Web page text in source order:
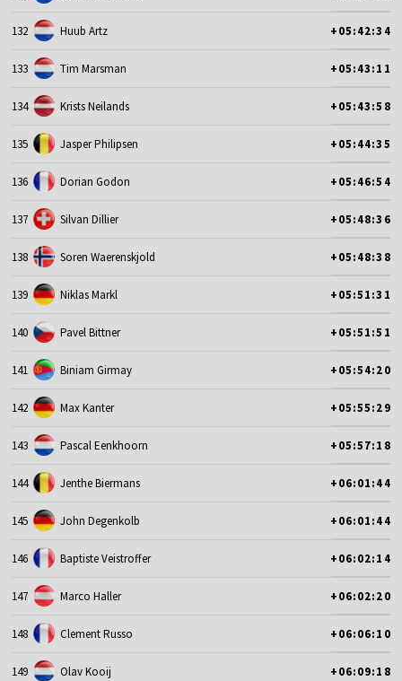
132 Huub Artz +05:42:34
133 Tim Marsman +05:43:11
134 Krists Neilands +05:43:58
135 Jasper Philipsen +05:44:35
136 Dorian Godon +05:46:54
137 Silvan Dillier +05:48:36
138 Soren Waerenskjold +05:48:38
139 Niklas Markl +05:51:31
140 Pavel Bittner +05:51:51
141 Biniam Girmay +05:54:20
142 Max Kanter +05:55:29
143 Pascal Eenkhoorn +05:57:18
144 Jenthe Biermans +06:01:44
145 John Degenkolb +06:01:44
146 Baptiste Veistroffer +06:02:14
147 Marco Haller +06:02:20
148 Clement Russo +06:06:10
149 Olav Kooij +06:09:18